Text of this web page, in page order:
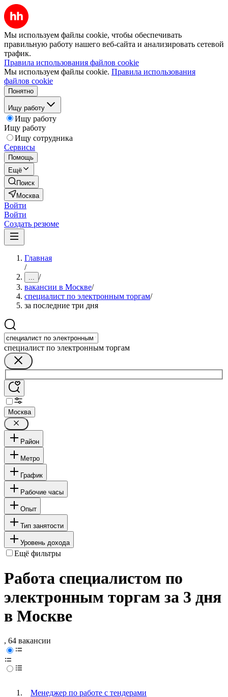
Мы используем файлы cookie, чтобы обеспечивать
правильную работу нашего веб-сайта и анализировать сетевой
трафик.
Правила использования файлов cookie
Мы используем файлы cookie. Правила использования
файлов cookie
Понятно
Ищу работу
Ищу работу
Ищу работу
Ищу сотрудника
Сервисы
Помощь
Ещё
Поиск
Москва
Войти
Войти
Создать резюме
Главная
/
... /
вакансии в Москве/
специалист по электронным торгам/
за последние три дня
специалист по электронным торгам
Москва
Район
Метро
График
Рабочие часы
Опыт
Тип занятости
Уровень дохода
Ещё фильтры
Работа специалистом по
электронным торгам за 3 дня
в Москве
, 64 вакансии
Менеджер по работе с тендерами